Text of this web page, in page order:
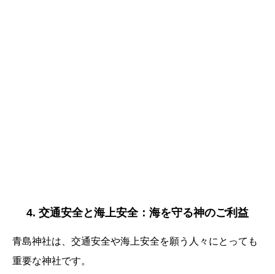
4. 交通安全と海上安全：海を守る神のご利益
青島神社は、交通安全や海上安全を願う人々にとっても
重要な神社です。